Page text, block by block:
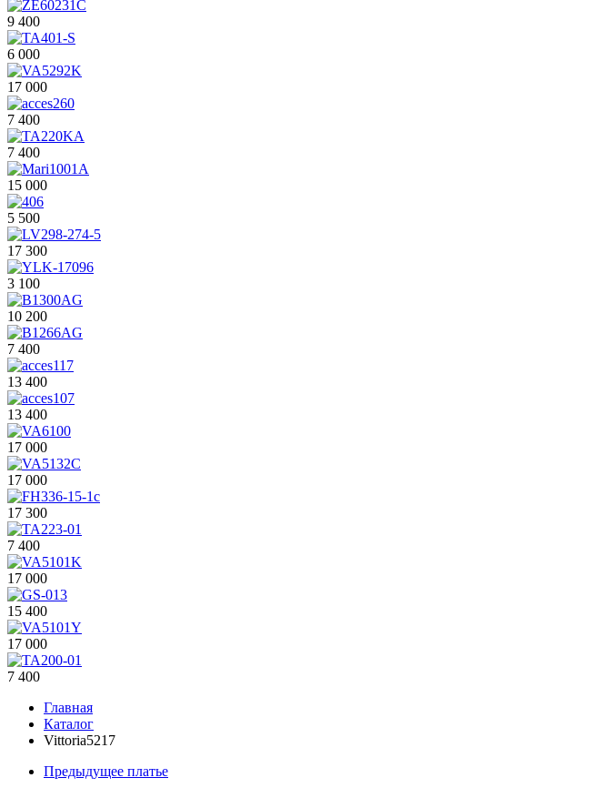
9 400
6 000
17 000
7 400
7 400
15 000
5 500
17 300
3 100
10 200
7 400
13 400
13 400
17 000
17 000
17 300
7 400
17 000
15 400
17 000
7 400
Главная
Каталог
Vittoria5217
Предыдущее платье